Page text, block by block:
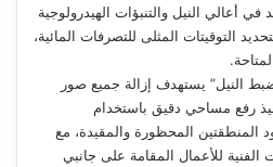
أعالي النيل والتنبؤات الهيدرولوجية
التوقيتات المثلى للتصرفات المائية،
النيل” يستهدف إزالة جميع صور
رفع مساحي دقيق باستخدام
المنطقتين المحظورة والمقيدة، مع
الفنية للأعمال المقامة على جانبي